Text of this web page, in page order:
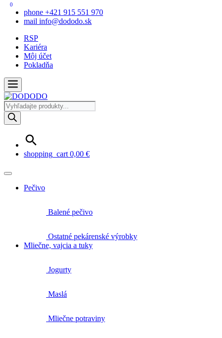
phone +421 915 551 970
mail info@dododo.sk
RSP
Kariéra
Môj účet
Pokladňa
Products
search
0
shopping_cart 0,00 €
Pečivo
Balené pečivo
Ostatné pekárenské výrobky
Mliečne, vajcia a tuky
Jogurty
Maslá
Mliečne potraviny